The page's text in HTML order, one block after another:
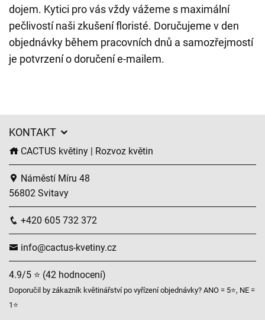
dojem. Kytici pro vás vždy vážeme s maximální
pečlivostí naši zkušení floristé. Doručujeme v den
objednávky během pracovních dnů a samozřejmostí
je potvrzení o doručení e-mailem.
KONTAKT
CACTUS květiny | Rozvoz květin
Náměstí Míru 48
56802 Svitavy
+420 605 732 372
info@cactus-kvetiny.cz
4.9/5 ⭐ (42 hodnocení)
Doporučil by zákazník květinářství po vyřízení objednávky? ANO = 5⭐, NE =
1⭐